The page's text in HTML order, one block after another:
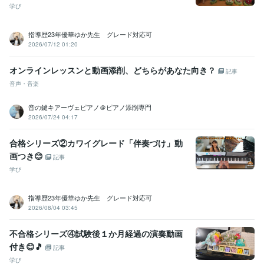
学び
指導歴23年優華ゆか先生 グレード対応可
2026/07/12 01:20
オンラインレッスンと動画添削、どちらがあなた向き？
記事
音声・音楽
音の鍵キアーヴェピアノ＠ピアノ添削専門
2026/07/24 04:17
合格シリーズ②カワイグレード「伴奏づけ」動
画つき😊
記事
学び
指導歴23年優華ゆか先生 グレード対応可
2026/08/04 03:45
不合格シリーズ④試験後１か月経過の演奏動画
付き😊🎵
記事
学び